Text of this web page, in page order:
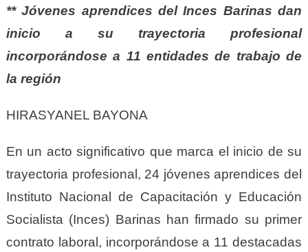
** Jóvenes aprendices del Inces Barinas dan
inicio a su trayectoria profesional
incorporándose a 11 entidades de trabajo de
la región
HIRASYANEL BAYONA
En un acto significativo que marca el inicio de su
trayectoria profesional, 24 jóvenes aprendices del
Instituto Nacional de Capacitación y Educación
Socialista (Inces) Barinas han firmado su primer
contrato laboral, incorporándose a 11 destacadas